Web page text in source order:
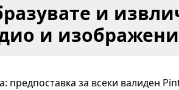
и
и
предпоставка за всеки валиден